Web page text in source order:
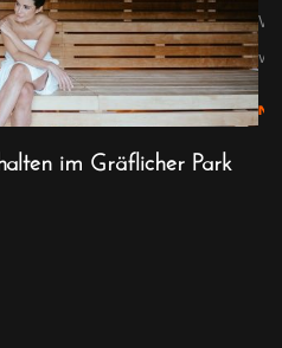
im Gräflicher Park
w...